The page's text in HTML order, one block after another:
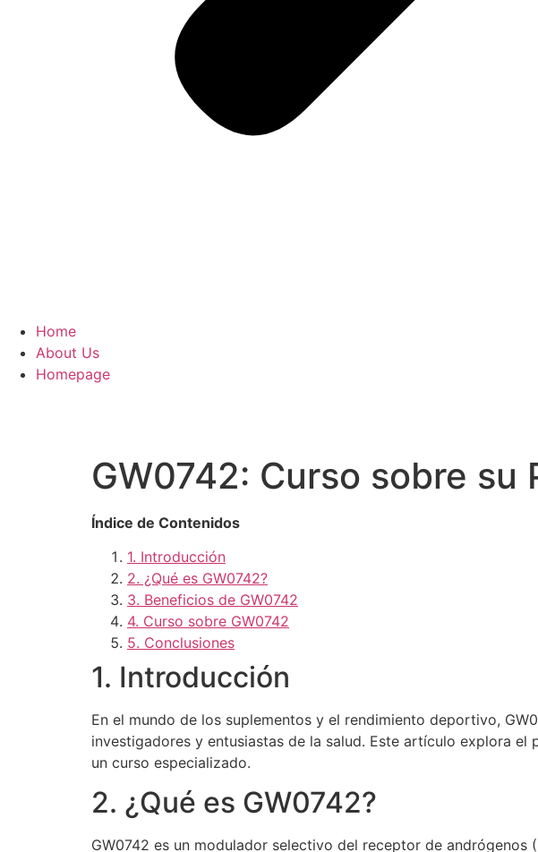
Home
About Us
Homepage
GW0742: Curso sobre
Índice de Contenidos
1. Introducción
2. ¿Qué es GW0742?
3. Beneficios de GW0742
4. Curso sobre GW0742
5. Conclusiones
1. Introducción
En el mundo de los suplementos y el rendimiento deportivo,
investigadores y entusiastas de la salud. Este artículo explora
un curso especializado.
2. ¿Qué es GW0742?
GW0742 es un modulador selectivo del receptor de